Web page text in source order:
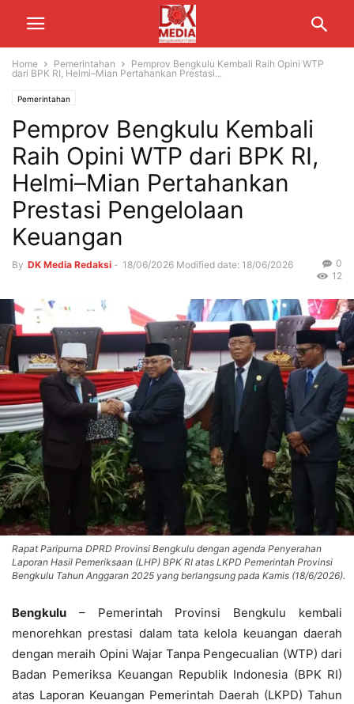
Home Pemerintahan
Pemprov Bengkulu Kembali Raih Opini WTP
dari BPK RI, Helmi–Mian Pertahankan Prestasi...
Pemerintahan
Pemprov Bengkulu Kembali
Raih Opini WTP dari BPK RI,
Helmi–Mian Pertahankan
Prestasi Pengelolaan
Keuangan
By DK Media Redaksi - 18/06/2026 Modified date: 18/06/2026
0
12
Rapat Paripurna DPRD Provinsi Bengkulu dengan agenda Penyerahan
Laporan Hasil Pemeriksaan (LHP) BPK RI atas LKPD Pemerintah Provinsi
Bengkulu Tahun Anggaran 2025 yang berlangsung pada Kamis (18/6/2026).
Bengkulu – Pemerintah Provinsi Bengkulu kembali
menorehkan prestasi dalam tata kelola keuangan daerah
dengan meraih Opini Wajar Tanpa Pengecualian (WTP) dari
Badan Pemeriksa Keuangan Republik Indonesia (BPK RI)
atas Laporan Keuangan Pemerintah Daerah (LKPD) Tahun